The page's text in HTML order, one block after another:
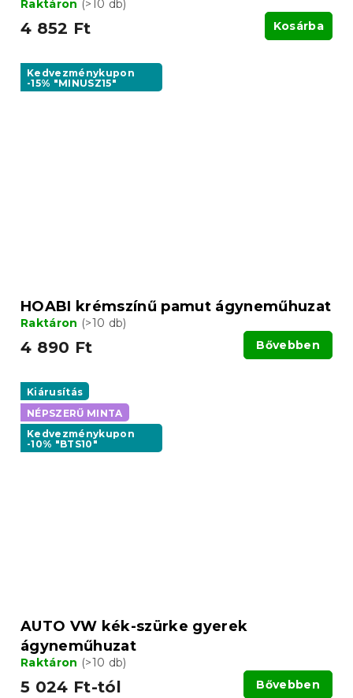
Raktáron (>10 db)
4 852 Ft Kosárba
Kedvezménykupon
-15% "MINUSZ15"
HOABI krémszínű pamut ágyneműhuzat
Raktáron (>10 db)
4 890 Ft Bővebben
Kiárusítás
NÉPSZERŰ MINTA
Kedvezménykupon
-10% "BTS10"
AUTO VW kék-szürke gyerek
ágyneműhuzat
Raktáron (>10 db)
5 024 Ft-tól Bővebben